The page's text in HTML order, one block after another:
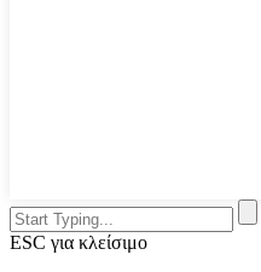
ESC για κλείσιμο